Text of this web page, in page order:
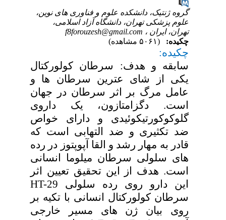
گروه ژنتیک، دانشکده علوم و فناوری های نوین،
علوم پزشکی تهران، دانشگاه آزاد اسلامی،
تهران، ایران ، f8forouzesh@gmail.com
چکیده:
چکیده:
سابقه و هدف: سرطان کولورکتال
یکی از شای عترین سرطان ها و
عامل مرگ بر اثر سرطان در جهان
است. دگزامتازون، یک داروی
گلوکوکورتیکوئیدی و دارای خواص
ضد تکثیری و ضد التهابی است که
قادر به مهار رشد و القا آپوپتوز در رده
های سلولی سرطان میلوما انسانی
است. هدف از این تحقیق تعیین اثر
این دارو روی رده سلولی HT-29
سرطان کولورکتال انسانی با تکیه بر
روی بیان ژن های مسیر خارجی